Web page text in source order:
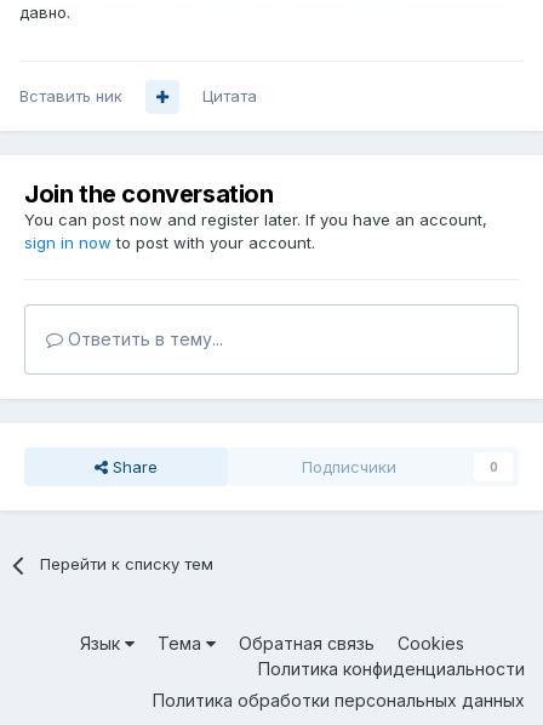
давно.
Вставить ник Цитата
Join the conversation
You can post now and register later. If you have an account,
sign in now to post with your account.
Ответить в тему...
Share Подписчики 0
Перейти к списку тем
Язык Тема Обратная связь
Cookies
Политика конфиденциальности
Политика обработки персональных данных